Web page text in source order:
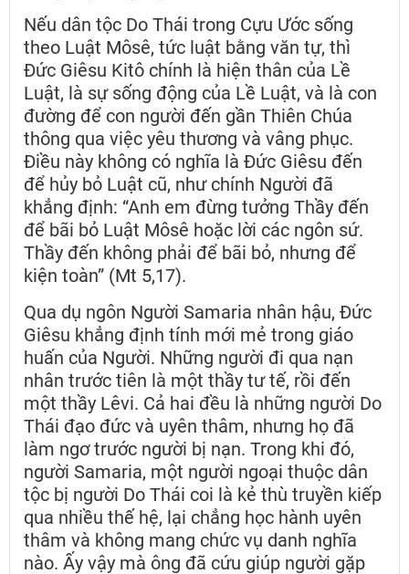
Nếu dân tộc Do Thái trong Cựu Ước sống
theo Luật Môsê, tức luật bằng văn tự, thì
Đức Giêsu Kitô chính là hiện thân của Lề
Luật, là sự sống động của Lề Luật, và là con
đường để con người đến gần Thiên Chúa
thông qua việc yêu thương và vâng phục.
Điều này không có nghĩa là Đức Giêsu đến
để hủy bỏ Luật cũ, như chính Người đã
khẳng định: “Anh em đừng tưởng Thầy đến
để bãi bỏ Luật Môsê hoặc lời các ngôn sứ.
Thầy đến không phải để bãi bỏ, nhưng để
kiện toàn” (Mt 5,17).
Qua dụ ngôn Người Samaria nhân hậu, Đức
Giêsu khẳng định tính mới mẻ trong giáo
huấn của Người. Những người đi qua nạn
nhân trước tiên là một thầy tư tế, rồi đến
một thầy Lêvi. Cả hai đều là những người Do
Thái đạo đức và uyên thâm, nhưng họ đã
làm ngơ trước người bị nạn. Trong khi đó,
người Samaria, một người ngoại thuộc dân
tộc bị người Do Thái coi là kẻ thù truyền kiếp
qua nhiều thế hệ, lại chẳng học hành uyên
thâm và không mang chức vụ danh nghĩa
nào. Ấy vậy mà ông đã cứu giúp người gặp